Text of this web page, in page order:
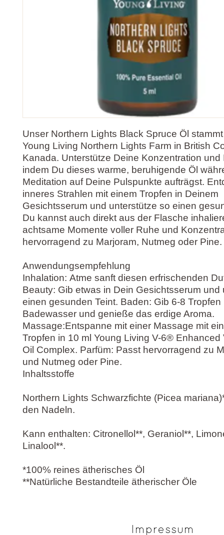
Unser Northern Lights Black Spruce Öl
Young Living Northern Lights Farm in British
Kanada. Unterstütze Deine Konzentration und
indem Du dieses warme, beruhigende Öl
Meditation auf Deine Pulspunkte aufträgst.
inneres Strahlen mit einem Tropfen in Deinem
Gesichtsserum und unterstütze so einen
Du kannst auch direkt aus der Flasche
achtsame Momente voller Ruhe und
hervorragend zu Marjoram, Nutmeg oder Pine.
Anwendungsempfehlung
Inhalation: Atme sanft diesen erfrischenden
Beauty: Gib etwas in Dein Gesichtsserum und
einen gesunden Teint. Baden: Gib 6-8 Tropfen
Badewasser und genieße das erdige Aroma.
Massage:Entspanne mit einer Massage mit
Tropfen in 10 ml Young Living V-6® Enhanced
Oil Complex. Parfüm: Passt hervorragend zu
und Nutmeg oder Pine.
Inhaltsstoffe
Northern Lights Schwarzfichte (Picea
den Nadeln.
Kann enthalten: Citronellol**, Geraniol**,
Linalool**.
*100% reines ätherisches Öl
**Natürliche Bestandteile ätherischer Öle
Impressum